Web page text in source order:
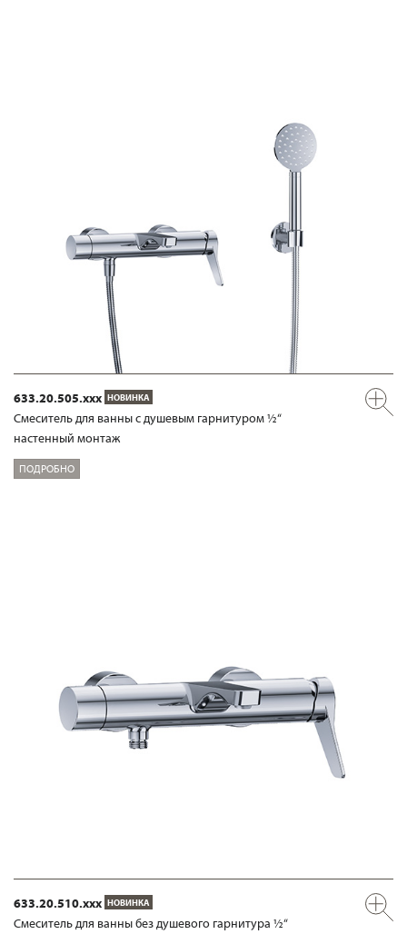
633.20.505.xxx НОВИНКА
Смеситель для ванны с душевым гарнитуром ½“
настенный монтаж
ПОДРОБНО
633.20.510.xxx НОВИНКА
Смеситель для ванны без душевого гарнитура ½“